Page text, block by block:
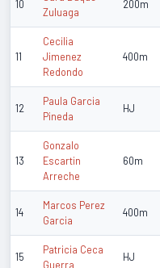
10
Zuluaga
200m
11
Cecilia
Jimenez
Redondo
400m
12
Paula Garcia
Pineda
HJ
13
Gonzalo
Escartin
Arreche
60m
14
Marcos Perez
Garcia
400m
15
Patricia Ceca
Guerra
HJ